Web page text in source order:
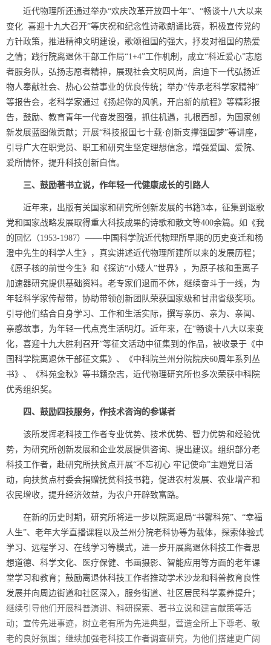
近代物理所还通过举办“欢庆改革开放四十年”、“畅谈十八大以来
变化 喜迎十九大召开”等庆祝和纪念性诗歌朗诵比赛，积极宣传党的
方针政策，推进精神文明建设，歌颂祖国的强大，抒发对祖国的热爱
之情；践行院离退休干部工作局“1+4”工作机制，成立“科近爱心”志愿
者服务队，弘扬志愿者精神，展现社会文明风尚，启迪下一代弘扬近
物人奉献社会、热心公益事业的优良传统；举办“传承老科学家精神”
等报告会，老科学家通过《扬起你的风帆，开启新的航程》等精彩报
告，鼓励、教育青年一代奋发图强，抓住机遇，扎根西部，为国家创
新发展蓝图做贡献；开展“科技报国七十载·创新支撑强国梦”等讲座，
引导广大在职党员、职工和研究生坚定理想信念，增强爱国、爱院、
爱所情怀，提升科技创新自信。
三、鼓励著书立说，作年轻一代健康成长的引路人
近年来，出版有关国家和研究所创新发展的书籍3本，征集到讴歌
党和国家战略发展取得重大科技成果的诗歌和散文等400余篇。如《我
的回忆（1953-1987）——中国科学院近代物理所早期的历史变迁和杨
澄中先生的科学人生》，真实讲述近代物理所建所以来的发展历程；
《原子核的前世今生》和《探访“小矮人”世界》，为原子核和重离子
加速器研究提供基础资料。老专家们退而不休，继续奋斗于一线，为
年轻科学家传帮带，协助带领创新团队荣获国家级和甘肃省级奖项。
引导他们结合自身学习、工作和生活实际，撰写亲历、亲为、亲闻、
亲感故事，为年轻一代点亮生活明灯。近年来，在“畅谈十八大以来变
化，喜迎十九大胜利召开”等征文活动中征集到的作品，被收录于《中
国科学院离退休干部征文集》、《中科院兰州分院院庆60周年系列丛
书》、《科苑金秋》等书籍杂志，近代物理研究所也多次荣获中科院
优秀组织奖。
四、鼓励四技服务，作技术咨询的参谋者
该所发挥老科技工作者专业优势、技术优势、智力优势和经验优
势，为研究所创新发展和企业发展提供咨询、提出建议。组织部分老
科技工作者，赴研究所扶贫点开展“不忘初心 牢记使命”主题党日活
动，向扶贫点村委会捐赠抚贫科技书籍，促进农村发展、农业增产和
农民增收，提升经济效益，为农户开辟致富路。
在新的历史时期，研究所将进一步以院离退局“书馨科苑”、 “幸福
人生”、老年大学直播课程以及兰州分院老科协等为载体，探索体验式
学习、远程学习、在线学习等模式，进一步开展离退休科技工作者思
想道德、科学文化、医疗保健、书画摄影、智能应用等方面的老年课
堂学习和教育；鼓励离退休科技工作者推动学术沙龙和科普教育良性
发展并向周边街道和社区深入，服务街道、社区居民科学素养提升；
继续引导他们开展科普演讲、科研探索、著书立说和建言献策等活
动；宣传先进事迹，树立老有所为先进典型，营造全所上下尊老、敬
老的良好氛围；继续加强老科技工作者调查研究，为他们搭建更广阔